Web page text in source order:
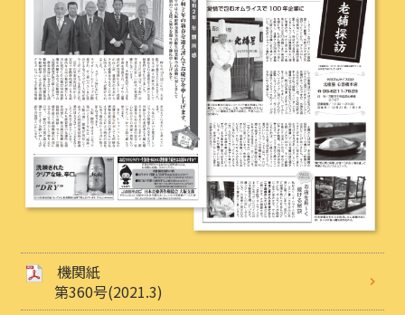
機関紙
第360号(2021.3)